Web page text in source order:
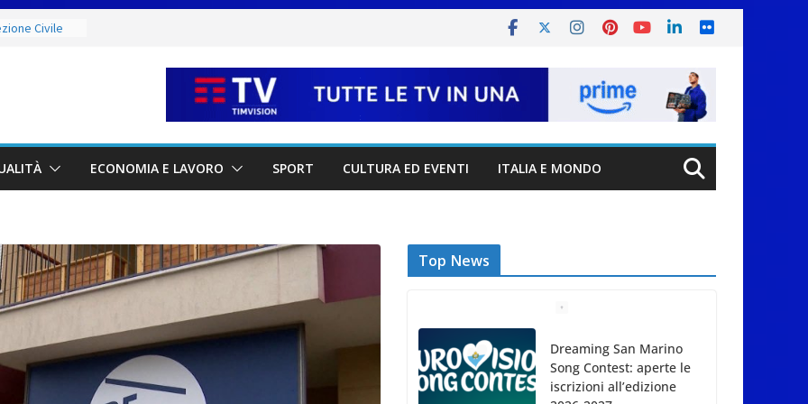
Civile
Contest:
2026-
di
torna
ECONOMIA E LAVORO SPORT CULTURA ED EVENTI ITALIA E MONDO
Top News
Dreaming San Marino
Song Contest: aperte le
iscrizioni all’edizione